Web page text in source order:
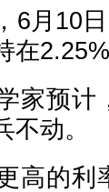
6月10
在2.25%
家预计
不动。
高的